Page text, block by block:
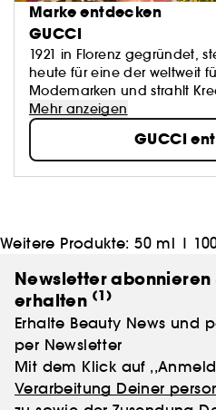
Marke entdecken
GUCCI
1921 in Florenz gegründet,
heute für eine der weltweit
Modemarken und strahlt
italienische Handwerkskunst
gehört zum französischen
KeringGroup, welcher
Accessoires vertreibt und in
weiterer Luxus-, Sport- und
Mehr anzeigen
GUCCI
Weitere Produkte:50 ml |
Newsletter abonnieren
erhalten (1)
Erhalte Beauty News und
per Newsletter
Mit dem Klick auf
Verarbeitung Deiner